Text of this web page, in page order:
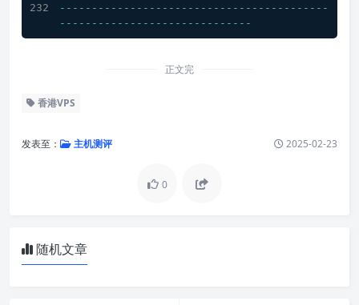
------------------------------------------
------------------------------
正文完
香港VPS
发表至： 主机测评 2025-02-23
0
随机文章